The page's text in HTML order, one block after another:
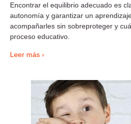
Encontrar el equilibrio adecuado es
autonomía y garantizar un
acompañarles sin sobreproteger y
proceso educativo.
Leer más ›